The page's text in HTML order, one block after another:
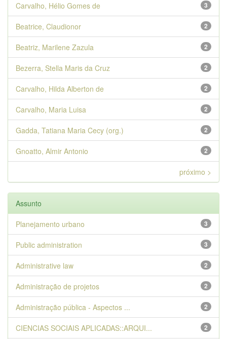
3
Carvalho, Hélio Gomes de
2
Beatrice, Claudionor
2
Beatriz, Marilene Zazula
2
Bezerra, Stella Maris da Cruz
2
Carvalho, Hilda Alberton de
2
Carvalho, Maria Luisa
2
Gadda, Tatiana Maria Cecy (org.)
2
Gnoatto, Almir Antonio
próximo >
Assunto
3
Planejamento urbano
3
Public administration
2
Administrative law
2
Administração de projetos
2
Administração pública - Aspectos ...
2
CIENCIAS SOCIAIS APLICADAS::ARQUI...